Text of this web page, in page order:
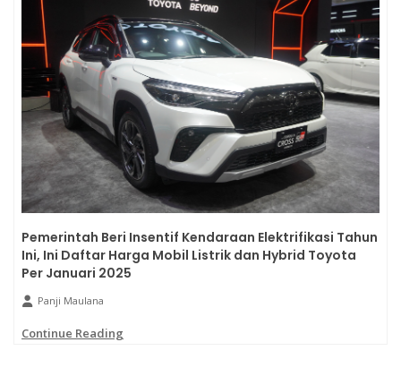
Pemerintah Beri Insentif Kendaraan Elektrifikasi Tahun
Ini, Ini Daftar Harga Mobil Listrik dan Hybrid Toyota
Per Januari 2025
Panji Maulana
Continue Reading